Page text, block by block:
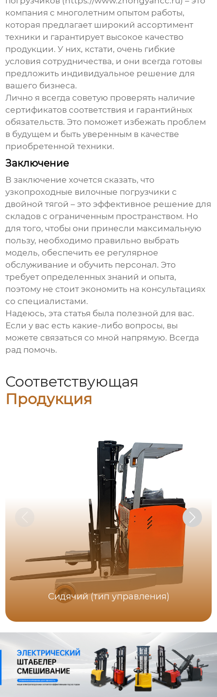
компания с многолетним опытом работы,
которая предлагает широкий ассортимент
техники и гарантирует высокое качество
продукции. У них, кстати, очень гибкие
условия сотрудничества, и они всегда готовы
предложить индивидуальное решение для
вашего бизнеса.
Лично я всегда советую проверять наличие
сертификатов соответствия и гарантийных
обязательств. Это поможет избежать проблем
в будущем и быть уверенным в качестве
приобретенной техники.
Заключение
В заключение хочется сказать, что
узкопроходные вилочные погрузчики с
двойной тягой – это эффективное решение для
складов с ограниченным пространством. Но
для того, чтобы они принесли максимальную
пользу, необходимо правильно выбрать
модель, обеспечить ее регулярное
обслуживание и обучить персонал. Это
требует определенных знаний и опыта,
поэтому не стоит экономить на консультациях
со специалистами.
Надеюсь, эта статья была полезной для вас.
Если у вас есть какие-либо вопросы, вы
можете связаться со мной напрямую. Всегда
рад помочь.
Соответствующая
Продукция
Сидячий (тип управления)